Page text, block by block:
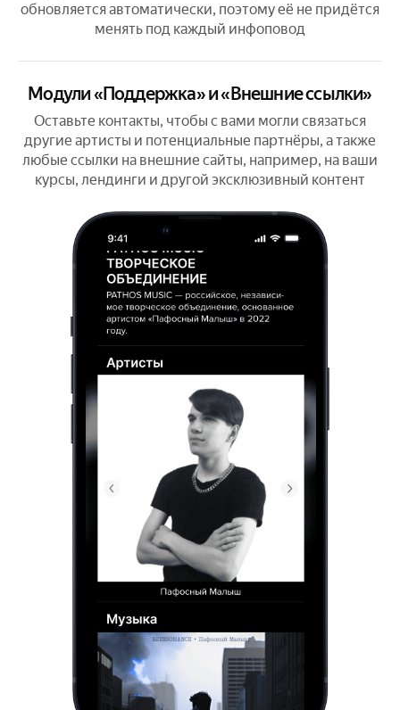
обновляется автоматически, поэтому её не придётся
менять под каждый инфоповод
Модули «Поддержка» и «Внешние ссылки»
Оставьте контакты, чтобы с вами могли связаться
другие артисты и потенциальные партнёры, а также
любые ссылки на внешние сайты, например, на ваши
курсы, лендинги и другой эксклюзивный контент